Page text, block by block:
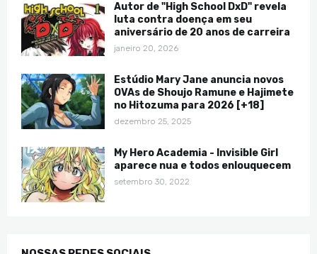
Autor de "High School DxD" revela
luta contra doença em seu
aniversário de 20 anos de carreira
janeiro 20, 2026
Estúdio Mary Jane anuncia novos
OVAs de Shoujo Ramune e Hajimete
no Hitozuma para 2026 [+18]
dezembro 25, 2025
My Hero Academia - Invisible Girl
aparece nua e todos enlouquecem
setembro 30, 2022